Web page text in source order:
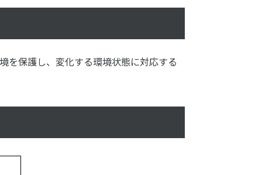
を保護し、変化する環境状態に対応する